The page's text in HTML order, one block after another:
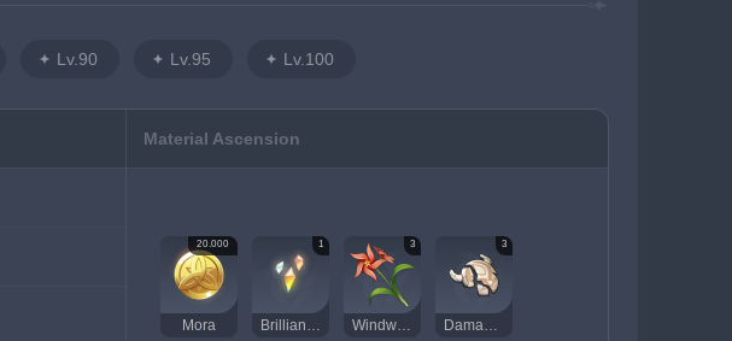
Lv.90 Lv.95 Lv.100
Material Ascension
20.000
Mora
1 3 3